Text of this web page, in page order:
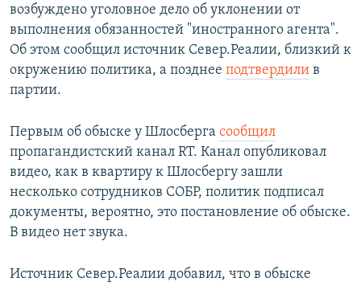
возбуждено уголовное дело об уклонении от
выполнения обязанностей "иностранного агента".
Об этом сообщил источник Север.Реалии, близкий к
окружению политика, а позднее подтвердили в
партии.
Первым об обыске у Шлосберга сообщил
пропагандистский канал RT. Канал опубликовал
видео, как в квартиру к Шлосбергу зашли
несколько сотрудников СОБР, политик подписал
документы, вероятно, это постановление об обыске.
В видео нет звука.
Источник Север.Реалии добавил, что в обыске